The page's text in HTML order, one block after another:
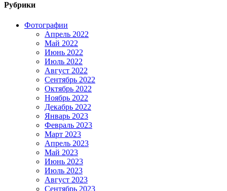
Рубрики
Фотографии
Апрель 2022
Май 2022
Июнь 2022
Июль 2022
Август 2022
Сентябрь 2022
Октябрь 2022
Ноябрь 2022
Декабрь 2022
Январь 2023
Февраль 2023
Март 2023
Апрель 2023
Май 2023
Июнь 2023
Июль 2023
Август 2023
Сентябрь 2023